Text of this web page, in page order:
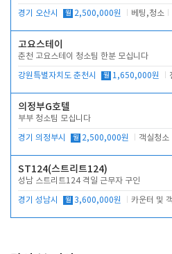
경기 오산시 월 2,500,000원 베팅,청소
고요스테이
춘천 고요스테이 청소팀 한분 모십니다
강원특별자치도 춘천시 월 1,650,000원
의정부G호텔
부부 청소팀 모십니다
경기 의정부시 월 2,500,000원 객실청소
ST124(스트리트124)
성남 스트리트124 격일 근무자 구인
경기 성남시 월 3,600,000원